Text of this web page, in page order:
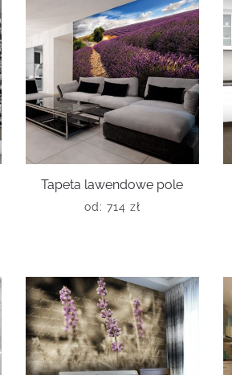
Tapeta lawendowe pole
od: 714 zł